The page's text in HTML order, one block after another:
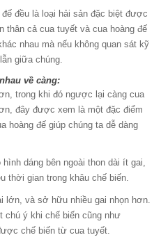
đều là loại hải sản đặc biệt được
thân cả cua tuyết và cua hoàng đế
nhau mà nếu không quan sát kỹ
giữa chúng.
về càng:
trong khi đó ngược lại càng cua
đây được xem là một đặc điểm
hoàng đế giúp chúng ta dễ dàng
dáng bên ngoài thon dài ít gai,
thời gian trong khâu chế biến.
lớn, và sở hữu nhiều gai nhọn hơn.
chú ý khi chế biến cũng như
chế biến từ cua tuyết.